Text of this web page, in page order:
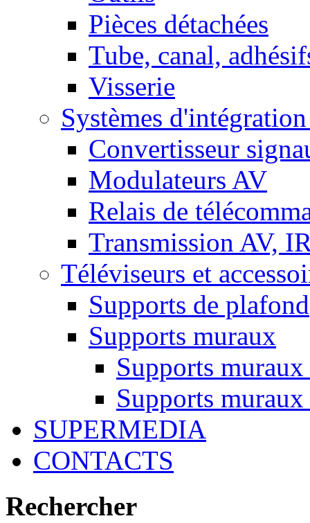
Pièces détachées
Tube, canal,
Visserie
Systèmes
Convertisseur
Modulateurs AV
Relais de
Transmission AV,
Téléviseurs et
Supports de plafond
Supports muraux
Supports
Supports
SUPERMEDIA
CONTACTS
Rechercher